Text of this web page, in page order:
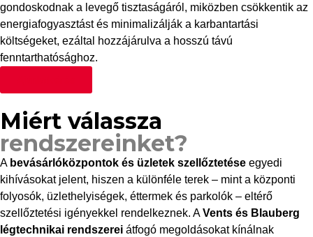
gondoskodnak a levegő tisztaságáról, miközben csökkentik az
energiafogyasztást és minimalizálják a karbantartási
költségeket, ezáltal hozzájárulva a hosszú távú
fenntarthatósághoz.
Miért válassza
rendszereinket?
A bevásárlóközpontok és üzletek szellőztetése egyedi
kihívásokat jelent, hiszen a különféle terek – mint a központi
folyosók, üzlethelyiségek, éttermek és parkolók – eltérő
szellőztetési igényekkel rendelkeznek. AVents és Blauberg
légtechnikai rendszerei átfogó megoldásokat kínálnak